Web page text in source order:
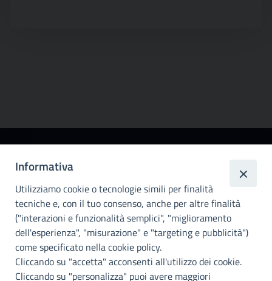
metropolitana di
Palermo
Info e contatti
Città Metropoliitana di Palermo
Via Maqueda, 100 - 90134 - Palermo
Cod. Fisc. 80021470820
PEC: cm.pa@cert.cittametropolitana.pa.it
Informativa
Utilizziamo cookie o tecnologie simili per finalità
tecniche e, con il tuo consenso, anche per altre finalità
("interazioni e funzionalità semplici", "miglioramento
dell'esperienza", "misurazione" e "targeting e pubblicità")
come specificato nella cookie policy.
Cliccando su "accetta" acconsenti all'utilizzo dei cookie.
Cliccando su "personalizza" puoi avere maggiori